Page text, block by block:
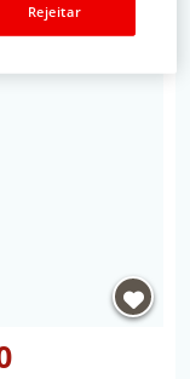
| Setúbal,
Rejeitar